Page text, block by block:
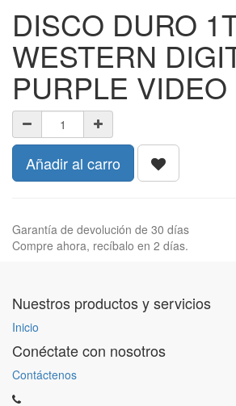
DISCO DURO
WESTERN
PURPLE VIDEO
Añadir al carro
Garantía de devolución de 30 días
Compre ahora, recíbalo en 2 días.
Nuestros productos y servicios
Inicio
Conéctate con nosotros
Contáctenos